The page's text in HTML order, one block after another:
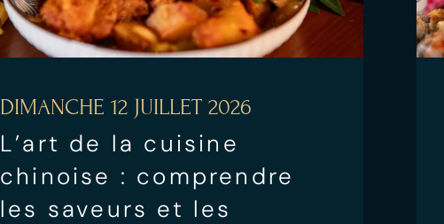
DIMANCHE 12 JUILLET 2026
L’art de la cuisine
chinoise : comprendre
les saveurs et les